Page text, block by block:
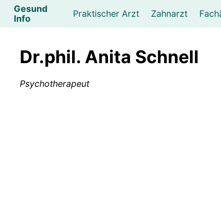
Gesund
Info
Praktischer Arzt Zahnarzt
Dr.phil. Anita Schnell
Psychotherapeut